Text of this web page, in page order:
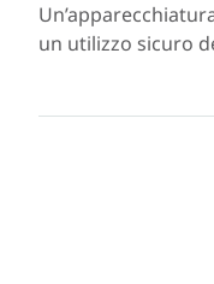
un utilizzo sicuro